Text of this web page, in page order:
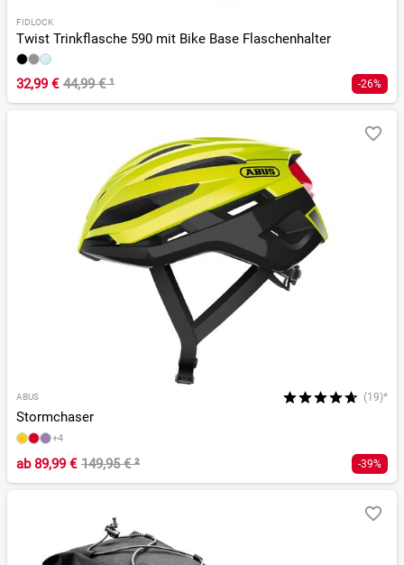
FIDLOCK
Twist Trinkflasche 590 mit Bike Base Flaschenhalter
32,99 € 44,99 €¹ -26%
ABUS (19)*
Stormchaser
+4
ab89,99 € 149,95 €² -39%